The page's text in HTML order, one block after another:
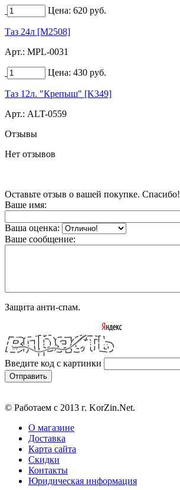
Цена: 620 руб.
Таз 24л [M2508]
Арт.: MPL-0031
Цена: 430 руб.
Таз 12л. "Крепыш" [K349]
Арт.: ALT-0559
Отзывы
Нет отзывов
Оставьте отзыв о вашей покупке. Спасибо!
Ваше имя:
Ваша оценка:
Ваше сообщение:
Защита анти-спам.
Введите код с картинки
© Работаем с 2013 г. KorZin.Net.
О магазине
Доставка
Карта сайта
Скидки
Контакты
Юридическая информация